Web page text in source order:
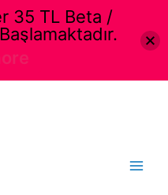
35 TL Beta /